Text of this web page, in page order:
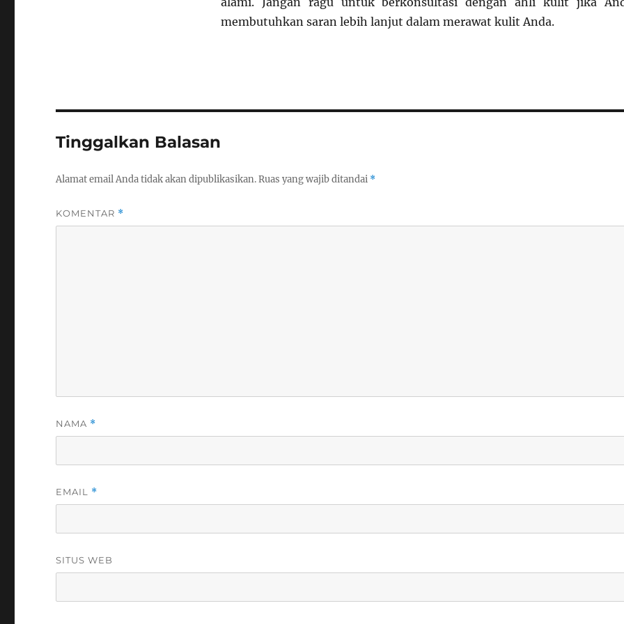
membutuhkan saran lebih lanjut dalam merawat kulit Anda.
Tinggalkan Balasan
Alamat email Anda tidak akan dipublikasikan.Ruas yang wajib ditandai *
KOMENTAR *
NAMA *
EMAIL *
SITUS WEB